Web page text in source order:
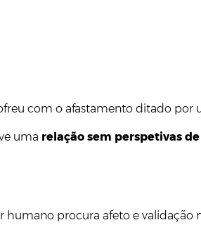
com o afastamento ditado por
uma relação sem perspetivas
humano procura afeto e validação